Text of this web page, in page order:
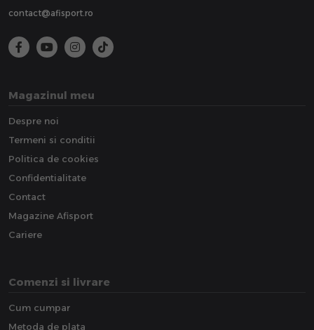
contact@afisport.ro
Magazinul meu
Despre noi
Termeni si conditii
Politica de cookies
Confidentialitate
Contact
Magazine Afisport
Cariere
Comenzi si livrare
Cum cumpar
Metoda de plata